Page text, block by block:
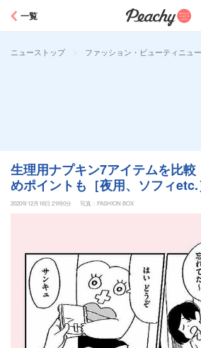
一覧
ニューストップ > ファッション・ビューティニュ
生理用ナプキン7アイテムを比
めポイントも［夜用、ソフィetc.
2020年12月18日 21時0分 写真：FASHION BOX